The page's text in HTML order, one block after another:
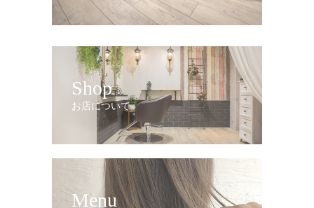
Shop
お店について
Menu